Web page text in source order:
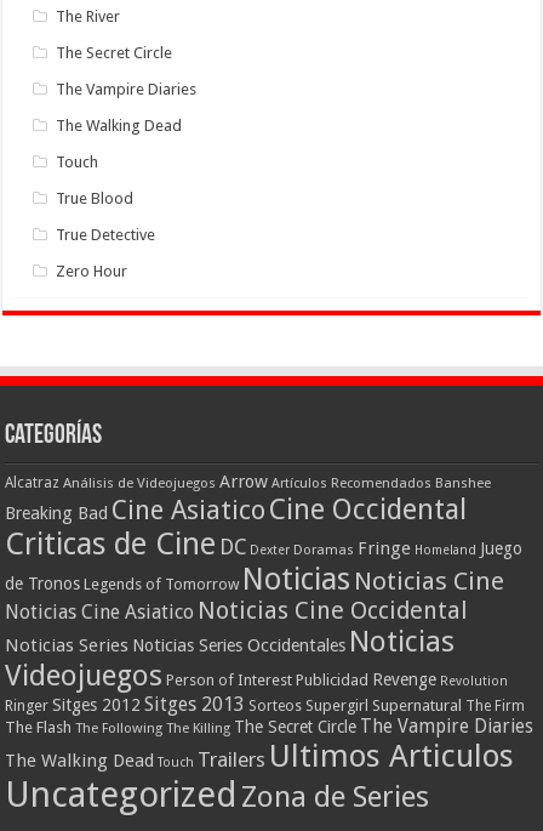
The River
The Secret Circle
The Vampire Diaries
The Walking Dead
Touch
True Blood
True Detective
Zero Hour
Categorías
Alcatraz Análisis de Videojuegos Arrow Artículos Recomendados Banshee
Breaking Bad Cine AsiaticoCine Occidental
Criticas de Cine DC Dexter Doramas Fringe Homeland Juego
de Tronos Legends of Tomorrow Noticias Noticias Cine
Noticias Cine Asiatico Noticias Cine Occidental
Noticias Series Noticias Series Occidentales Noticias
Videojuegos Person of Interest Publicidad Revenge Revolution
Ringer Sitges 2012 Sitges 2013 Sorteos Supergirl Supernatural The Firm
The Flash The Following The Killing The Secret Circle The Vampire Diaries
The Walking Dead Touch Trailers Ultimos Articulos
Uncategorized Zona de Series